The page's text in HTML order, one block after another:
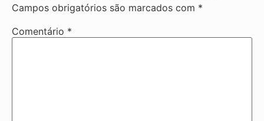
Campos obrigatórios são marcados com *
Comentário *